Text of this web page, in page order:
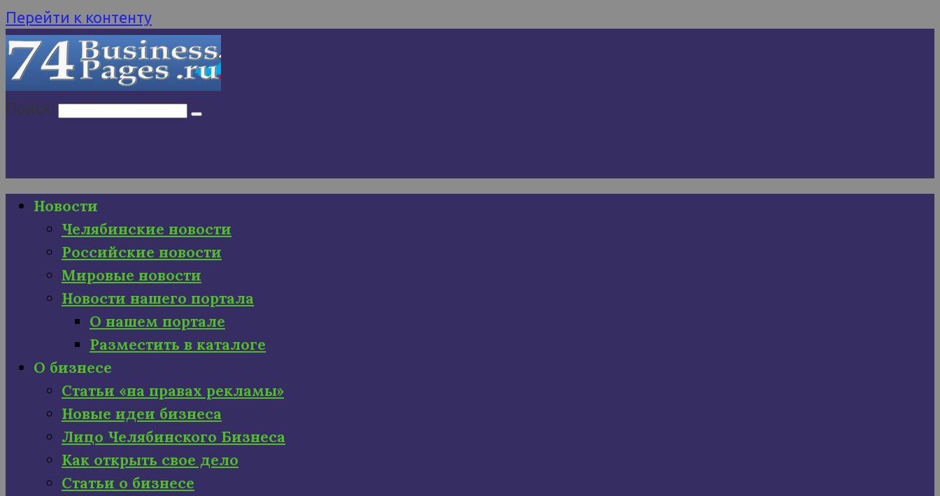
Перейти к контенту
Поиск:
Новости
Челябинские новости
Российские новости
Мировые новости
Новости нашего портала
О нашем портале
Разместить в каталоге
О бизнесе
Статьи «на правах рекламы»
Новые идеи бизнеса
Лицо Челябинского Бизнеса
Как открыть свое дело
Статьи о бизнесе